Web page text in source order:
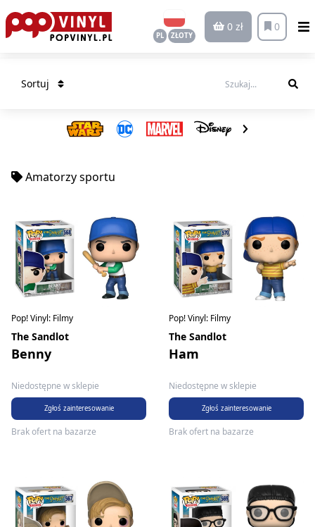
PL ZŁOTY
0 zł 0
Sortuj
Amatorzy sportu
Pop! Vinyl: Filmy
The Sandlot
Benny
Niedostępne w sklepie
Zgłoś zainteresowanie
Brak ofert na bazarze
Pop! Vinyl: Filmy
The Sandlot
Ham
Niedostępne w sklepie
Zgłoś zainteresowanie
Brak ofert na bazarze